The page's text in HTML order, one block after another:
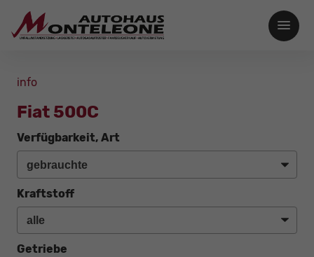
info
Fiat 500C
Verfügbarkeit, Art
Kraftstoff
Getriebe